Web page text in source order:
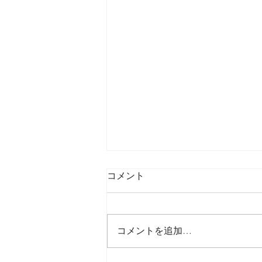
トヨトミPE-6Mini
コメント
コメントを追加…